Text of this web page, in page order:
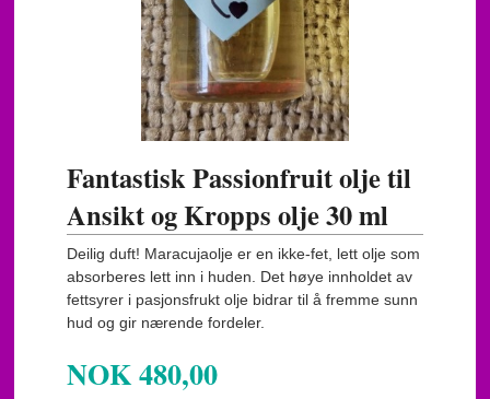
Fantastisk Passionfruit olje til
Ansikt og Kropps olje 30 ml
Deilig duft! Maracujaolje er en ikke-fet, lett olje som
absorberes lett inn i huden. Det høye innholdet av
fettsyrer i pasjonsfrukt olje bidrar til å fremme sunn
hud og gir nærende fordeler.
NOK480,00